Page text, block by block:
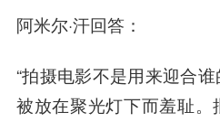
阿米尔·汗回答：
“拍摄电影不是用来迎合
被放在聚光灯下而羞耻